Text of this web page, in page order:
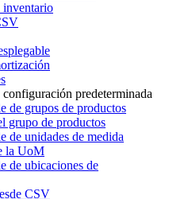
inventario
configuración predeterminada
de grupos de productos
grupo de productos
de unidades de medida
la UoM
de ubicaciones de
CSV